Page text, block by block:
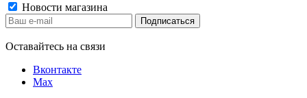
Новости магазина
Оставайтесь на связи
Вконтакте
Max